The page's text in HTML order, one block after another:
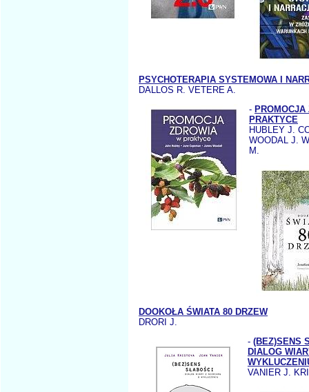
PSYCHOTERAPIA SYSTEMOWA I
DALLOS R. VETERE A.
- PROMOCJA
PRAKTYCE
HUBLEY J.
WOODAL J.
M.
DOOKOŁA ŚWIATA 80 DRZEW
DRORI J.
- (BEZ)SENS
DIALOG
VANIER J.